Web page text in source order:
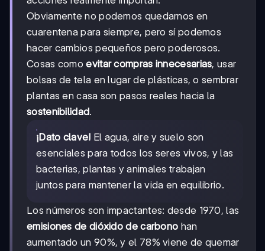
Obviamente no podemos quedarnos en
cuarentena para siempre, pero sí podemos
hacer cambios pequeños pero poderosos.
Cosas comoevitar compras innecesarias, usar
bolsas de tela en lugar de plásticas, o sembrar
plantas en casa son pasos reales hacia la
sostenibilidad.
¡Dato clave! El agua, aire y suelo son
esenciales para todos los seres vivos, y las
bacterias, plantas y animales trabajan
juntos para mantener la vida en equilibrio.
Los números son impactantes: desde 1970, las
emisiones de dióxido de carbono han
aumentado un 90%, y el 78% viene de quemar